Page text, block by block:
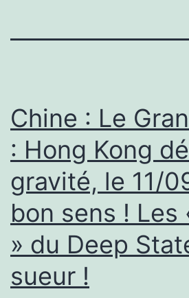
Chine : Le
: Hong Kong
gravité, le 11/
bon sens ! Les
» du Deep
sueur !